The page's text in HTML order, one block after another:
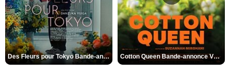
Des Fleurs pour Tokyo Bande-annonce VO STFR Cotton Queen Bande-annonce VO STFR